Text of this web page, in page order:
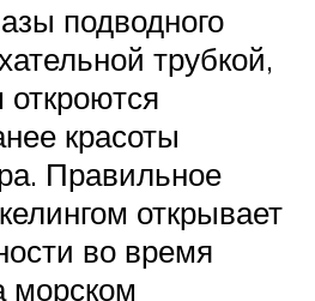
подводного
трубкой,
красоты
Правильное
открывает
во время
морском